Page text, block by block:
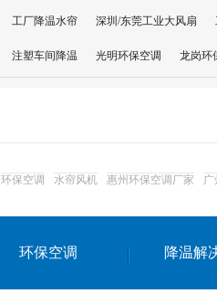
工厂降温水帘 深圳/东莞工业大风扇
注塑车间降温 光明环保空调 龙岗环
达州工业省电安装
环保空调 水帘风机 惠州环保空调厂家 广
环保空调 降温解